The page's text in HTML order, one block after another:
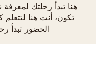
هنا تبدأ رحلتك
تكون، أنت هنا
الحضور تبدأ